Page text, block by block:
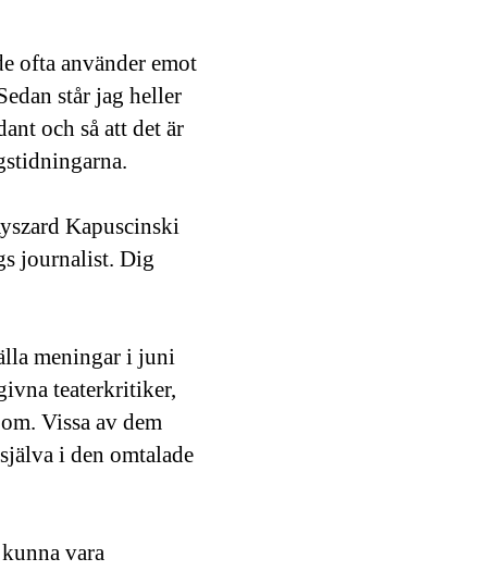
ofta använder emot
står jag heller
och så att det är
Kapuscinski
journalist. Dig
meningar i juni
teaterkritiker,
Vissa av dem
i den omtalade
vara